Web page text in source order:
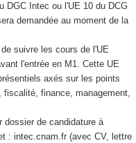
DGC Intec ou l'UE 10 du DCG
demandée au moment de la
suivre les cours de l'UE
l'entrée en M1. Cette UE
axés sur les points
fiscalité, finance, management,
dossier de candidature à
: intec.cnam.fr (avec CV, lettre